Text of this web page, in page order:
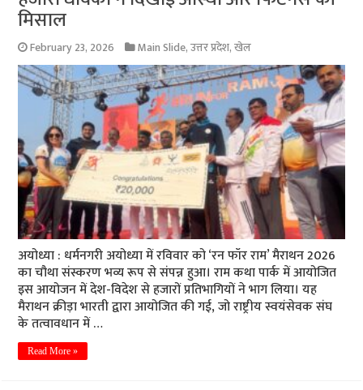
मिसाल
February 23, 2026 Main Slide,उत्तर प्रदेश,खेल
अयोध्या : धर्मनगरी अयोध्या में रविवार को ‘रन फॉर राम’ मैराथन 2026
का चौथा संस्करण भव्य रूप से संपन्न हुआ। राम कथा पार्क में आयोजित
इस आयोजन में देश-विदेश से हजारों प्रतिभागियों ने भाग लिया। यह
मैराथन क्रीड़ा भारती द्वारा आयोजित की गई, जो राष्ट्रीय स्वयंसेवक संघ
के तत्वावधान में …
Read More »